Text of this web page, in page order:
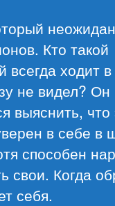
Кто такой
всегда ходит в
не видел? Он
выяснить, что
в себе в
способен
свои. Когда
себя.